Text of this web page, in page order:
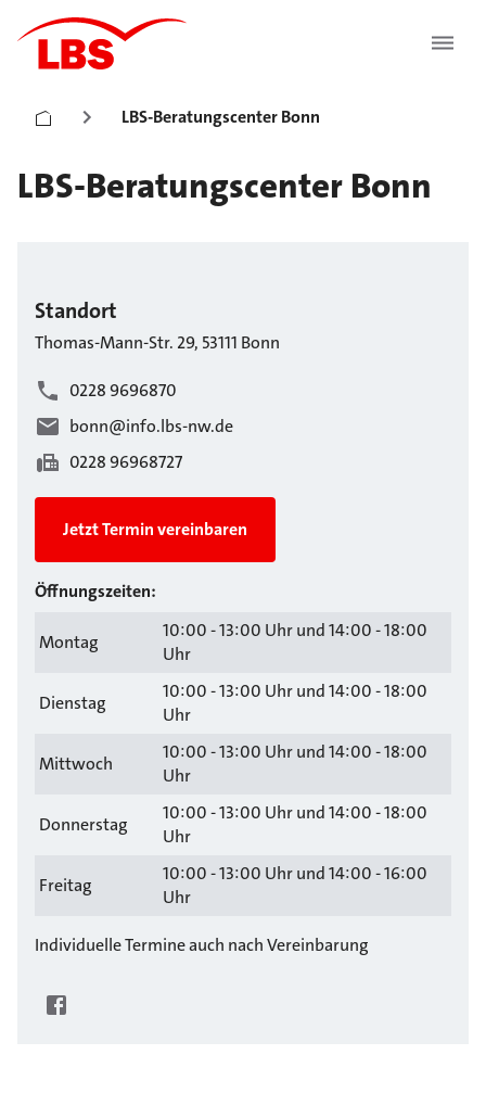
LBS-Beratungscenter Bonn
LBS-Beratungscenter Bonn
Standort
Thomas-Mann-Str. 29, 53111 Bonn
0228 9696870
bonn@info.lbs-nw.de
0228 96968727
Jetzt Termin vereinbaren
Öffnungszeiten:
Montag
10:00 - 13:00 Uhr und 14:00 - 18:00
Uhr
Dienstag
10:00 - 13:00 Uhr und 14:00 - 18:00
Uhr
Mittwoch
10:00 - 13:00 Uhr und 14:00 - 18:00
Uhr
Donnerstag
10:00 - 13:00 Uhr und 14:00 - 18:00
Uhr
Freitag
10:00 - 13:00 Uhr und 14:00 - 16:00
Uhr
Individuelle Termine auch nach Vereinbarung